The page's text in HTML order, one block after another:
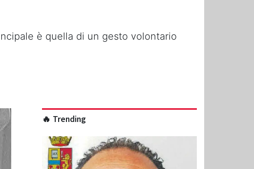
è quella di un gesto volontario
🔥 Trending